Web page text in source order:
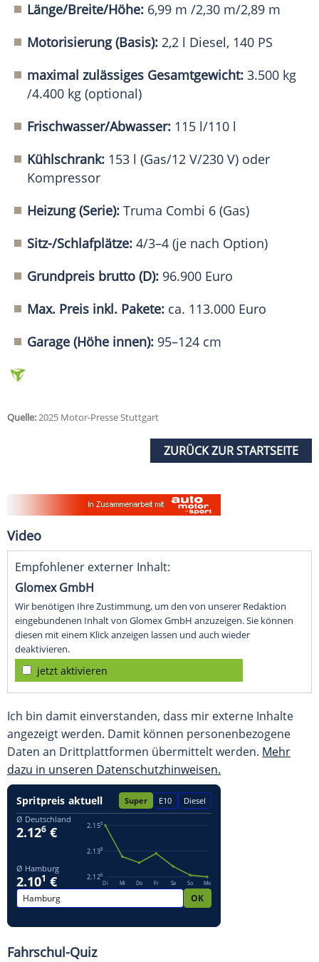
Länge/Breite/Höhe: 6,99 m /2,30 m/2,89 m
Motorisierung (Basis): 2,2 l Diesel, 140 PS
maximal zulässiges Gesamtgewicht: 3.500 kg
/4.400 kg (optional)
Frischwasser/Abwasser: 115 l/110 l
Kühlschrank: 153 l (Gas/12 V/230 V) oder
Kompressor
Heizung (Serie): Truma Combi 6 (Gas)
Sitz-/Schlafplätze: 4/3–4 (je nach Option)
Grundpreis brutto (D): 96.900 Euro
Max. Preis inkl. Pakete: ca. 113.000 Euro
Garage (Höhe innen): 95–124 cm
Quelle:2025 Motor-Presse Stuttgart
ZURÜCK ZUR STARTSEITE
Video
Empfohlener externer Inhalt:
Glomex GmbH
Wir benötigen Ihre Zustimmung, um den von unserer Redaktion
eingebundenen Inhalt von Glomex GmbH anzuzeigen. Sie können
diesen mit einem Klick anzeigen lassen und auch wieder
deaktivieren.
jetzt aktivieren
Ich bin damit einverstanden, dass mir externe Inhalte
angezeigt werden. Damit können personenbezogene
Daten an Drittplattformen übermittelt werden. Mehr
dazu in unseren Datenschutzhinweisen.
Fahrschul-Quiz